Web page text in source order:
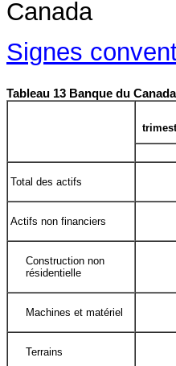
Signes
Tableau 13 Banque du
Total des actifs
Actifs non financiers
Construction non
résidentielle
Machines et matériel
Terrains